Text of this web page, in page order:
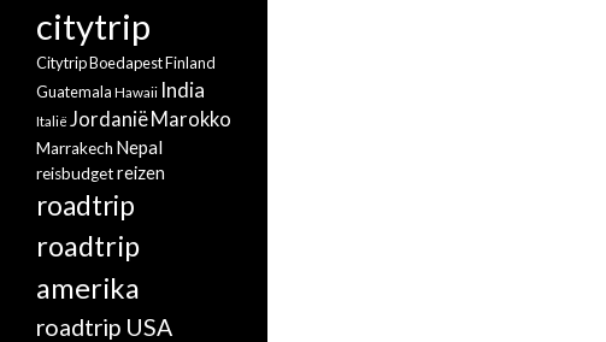
citytrip
Citytrip BoedapestFinland
Guatemala Hawaii India
Italië JordaniëMarokko
Marrakech Nepal
reisbudgetreizen
roadtrip
roadtrip
amerika
roadtrip USA